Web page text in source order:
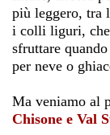
più leggero, tra
i colli liguri,
sfruttare
per neve o
Ma veniamo al
Chisone e Val